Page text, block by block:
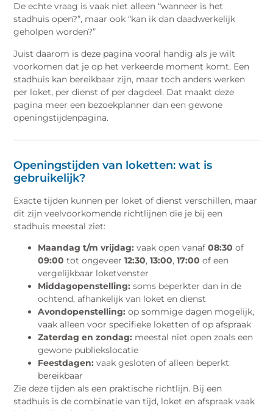
De echte vraag is vaak niet alleen “wanneer is het
stadhuis open?”, maar ook “kan ik dan daadwerkelijk
geholpen worden?”
Juist daarom is deze pagina vooral handig als je wilt
voorkomen dat je op het verkeerde moment komt. Een
stadhuis kan bereikbaar zijn, maar toch anders werken
per loket, per dienst of per dagdeel. Dat maakt deze
pagina meer een bezoekplanner dan een gewone
openingstijdenpagina.
Openingstijden van loketten: wat is
gebruikelijk?
Exacte tijden kunnen per loket of dienst verschillen, maar
dit zijn veelvoorkomende richtlijnen die je bij een
stadhuis meestal ziet:
Maandag t/m vrijdag: vaak open vanaf08:30 of
09:00 tot ongeveer12:30,13:00,17:00 of een
vergelijkbaar loketvenster
Middagopenstelling: soms beperkter dan in de
ochtend, afhankelijk van loket en dienst
Avondopenstelling: op sommige dagen mogelijk,
vaak alleen voor specifieke loketten of op afspraak
Zaterdag en zondag: meestal niet open zoals een
gewone publiekslocatie
Feestdagen: vaak gesloten of alleen beperkt
bereikbaar
Zie deze tijden als een praktische richtlijn. Bij een
stadhuis is de combinatie van tijd, loket en afspraak vaak